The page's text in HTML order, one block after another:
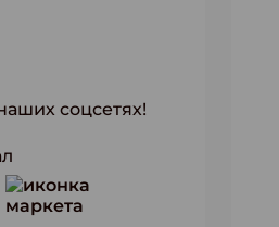
соцсетях!